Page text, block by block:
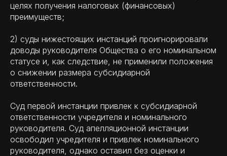
целях получения налоговых (финансовых)
преимуществ;
2) суды нижестоящих инстанций проигнорировали
доводы руководителя Общества о его номинальном
статусе и, как следствие, не применили положения
о снижении размера субсидиарной
ответственности.
Суд первой инстанции привлек к субсидиарной
ответственности учредителя и номинального
руководителя. Суд апелляционной инстанции
освободил учредителя и привлек номинального
руководителя, однако оставил без оценки и